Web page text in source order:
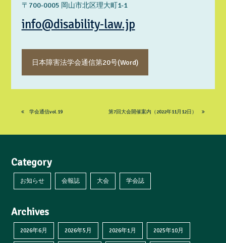
〒700-0005 岡山市北区理大町1-1
info@disability-law.jp
日本障害法学会通信第20号(Word)
学会通信vol.19 第7回大会開催案内（2022年11月12日）
Category
お知らせ 会報誌 大会 学会誌
Archives
2026年6月 2026年5月 2026年1月 2025年10月